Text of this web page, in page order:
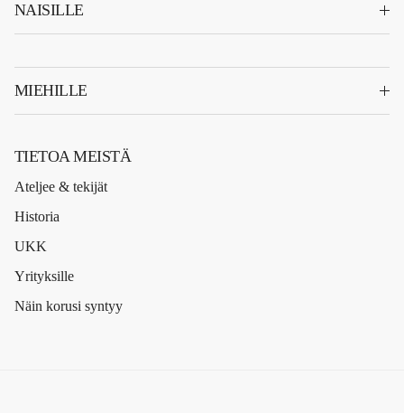
NAISILLE
MIEHILLE
TIETOA MEISTÄ
Ateljee & tekijät
Historia
UKK
Yrityksille
Näin korusi syntyy